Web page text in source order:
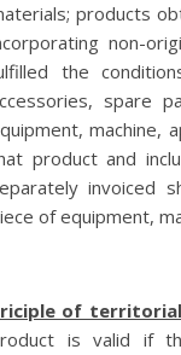
products
non-
the
spare
machine,
product and
invoiced
of equipment,
of
is valid if